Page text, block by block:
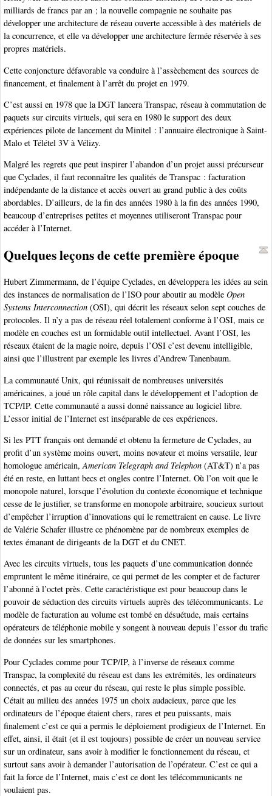
milliards de francs par an ; la nouvelle compagnie ne souhaite pas
développer une architecture de réseau ouverte accessible à des matériels de
la concurrence, et elle va développer une architecture fermée réservée à ses
propres matériels.
Cette conjoncture défavorable va conduire à l’assèchement des sources de
financement, et finalement à l’arrêt du projet en 1979.
C’est aussi en 1978 que la DGT lancera Transpac, réseau à commutation de
paquets sur circuits virtuels, qui sera en 1980 le support des deux
expériences pilote de lancement du Minitel : l’annuaire électronique à Saint-
Malo et Télétel 3V à Vélizy.
Malgré les regrets que peut inspirer l’abandon d’un projet aussi précurseur
que Cyclades, il faut reconnaître les qualités de Transpac : facturation
indépendante de la distance et accès ouvert au grand public à des coûts
abordables. D’ailleurs, de la fin des années 1980 à la fin des années 1990,
beaucoup d’entreprises petites et moyennes utiliseront Transpac pour
accéder à l’Internet.
Quelques leçons de cette première époque
Hubert Zimmermann, de l’équipe Cyclades, en développera les idées au sein
des instances de normalisation de l’ISO pour aboutir au modèle Open
Systems Interconnection (OSI), qui décrit les réseaux selon sept couches de
protocoles. Il n’y a pas de réseau réel totalement conforme à l’OSI, mais ce
modèle en couches est un formidable outil intellectuel. Avant l’OSI, les
réseaux étaient de la magie noire, depuis l’OSI c’est devenu intelligible,
ainsi que l’illustrent par exemple les livres d’Andrew Tanenbaum.
La communauté Unix, qui réunissait de nombreuses universités
américaines, a joué un rôle capital dans le développement et l’adoption de
TCP/IP. Cette communauté a aussi donné naissance au logiciel libre.
L’essor initial de l’Internet est inséparable de ces expériences.
Si les PTT français ont demandé et obtenu la fermeture de Cyclades, au
profit d’un système moins ouvert, moins novateur et moins versatile, leur
homologue américain,American Telegraph and Telephon (AT&T) n’a pas
été en reste, en luttant becs et ongles contre l’Internet. Où l’on voit que le
monopole naturel, lorsque l’évolution du contexte économique et technique
cesse de le justifier, se transforme en monopole arbitraire, soucieux surtout
d’empêcher l’irruption d’innovations qui le remettraient en cause. Le livre
de Valérie Schafer illustre ce phénomène par de nombreux exemples de
textes émanant de dirigeants de la DGT et du CNET.
Avec les circuits virtuels, tous les paquets d’une communication donnée
empruntent le même itinéraire, ce qui permet de les compter et de facturer
l’abonné à l’octet près. Cette caractéristique est pour beaucoup dans le
pouvoir de séduction des circuits virtuels auprès des télécommunicants. Le
modèle de facturation au volume est tombé en désuétude, mais certains
opérateurs de téléphonie mobile y songent à nouveau depuis l’essor du trafic
de données sur les smartphones.
Pour Cyclades comme pour TCP/IP, à l’inverse de réseaux comme
Transpac, la complexité du réseau est dans les extrémités, les ordinateurs
connectés, et pas au cœur du réseau, qui reste le plus simple possible.
Cétait au milieu des années 1975 un choix audacieux, parce que les
ordinateurs de l’époque étaient chers, rares et peu puissants, mais
finalement c’est ce qui a permis le déploiement prodigieux de l’Internet. En
effet, ainsi, il était (et il est toujours) possible de créer un nouveau service
sur un ordinateur, sans avoir à modifier le fonctionnement du réseau, et
surtout sans avoir à demander l’autorisation de l’opérateur. C’est ce qui a
fait la force de l’Internet, mais c’est ce dont les télécommunicants ne
voulaient pas.